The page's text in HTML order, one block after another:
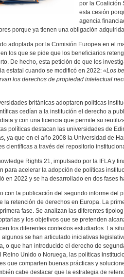
por la Coalición
esta cesión
agencia
porque ya tienen una obligación
adoptada por la Comisión Europea en el
los que se pide que los beneficiarios
De hecho, esta petición de que los
estatal cuando se modificó en 2022: «Los
los derechos de propiedad intelectual
británicas adoptaron políticas
cedían a la institución el derecho a
y con una licencia que permite su
políticas destacan las universidades de
ya que en el año 2008 la Universidad de
científicas a través del repositorio
Rights 21, impulsado por la IFLA y
para acelerar la adopción de políticas
en 2022 y se ha desarrollado en dos fases
con la publicación del segundo informe del
la retención de derechos en Europa. La
fase. Se analizan las diferentes
y los objetivos que se pretenden
los diferentes contextos estudiados. La
algunos se han articulado iniciativas
o que han introducido el derecho de
Reino Unido o Noruega, las políticas
que comparten buenas prácticas y
cabe destacar que la estrategia de